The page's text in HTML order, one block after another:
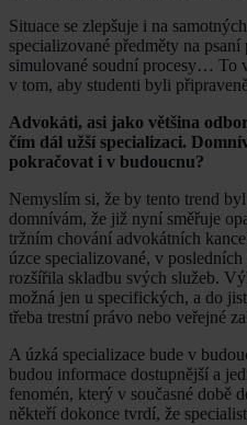
Situace se zlepšuje i na
specializované předměty na
simulované soudní procesy… To
v tom, aby studenti byli
Advokáti, asi jako většina
čím dál užší specializaci.
pokračovat i v budoucnu?
Nemyslím si, že by tento trend
domnívám, že již nyní směřuje
tržním chování advokátních
úzce specializované, v
rozšířila skladbu svých služeb.
možná jen u specifických, a do
třeba trestní právo nebo veřejné
A úzká specializace bude v
budou informace dostupnější a
fenomén, který v současné době
někteří dokonce tvrdí, že